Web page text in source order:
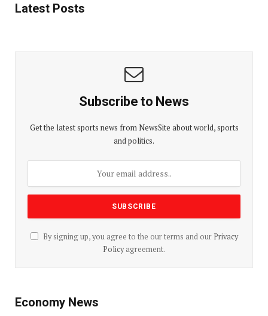
Latest Posts
Subscribe to News
Get the latest sports news from NewsSite about world, sports
and politics.
By signing up, you agree to the our terms and our Privacy
Policyagreement.
Economy News